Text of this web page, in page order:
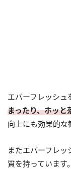
エバーフレッシュ
まったり、ホッと
向上にも効果的な
またエバーフレ
質を持っています